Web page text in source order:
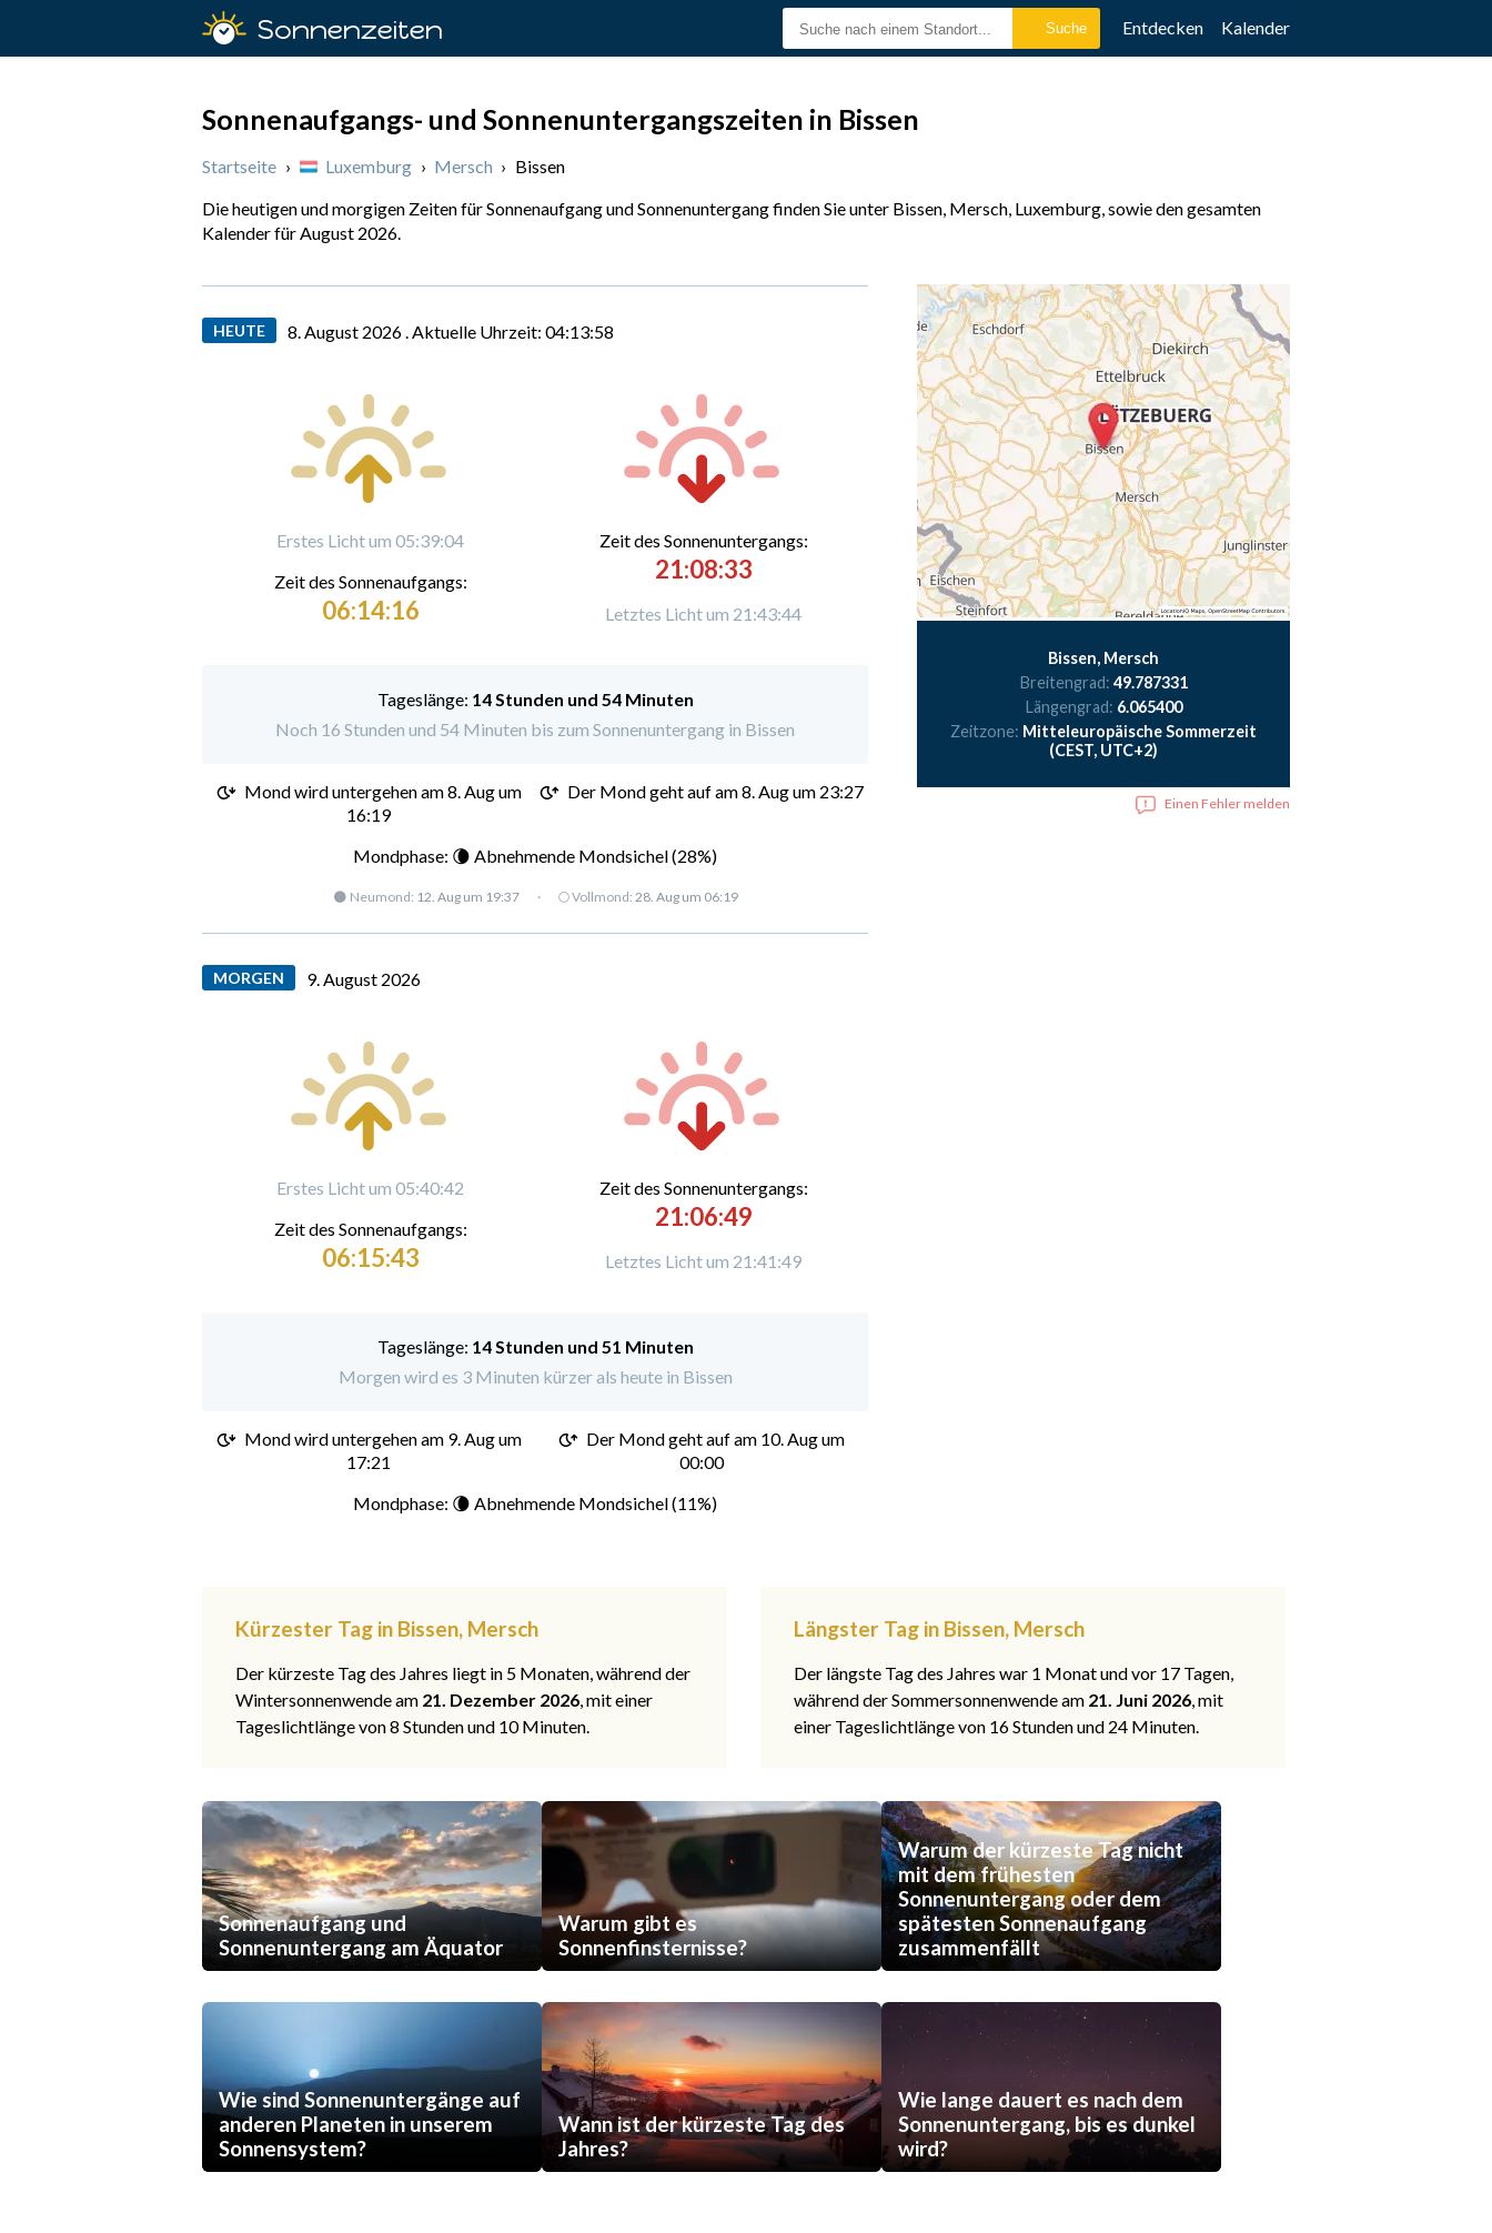
Sonnenzeiten Entdecken Kalender
Sonnenaufgangs- und Sonnenuntergangszeiten in Bissen
Startseite › Luxemburg › Mersch › Bissen
Die heutigen und morgigen Zeiten für Sonnenaufgang und Sonnenuntergang finden Sie unter Bissen, Mersch, Luxemburg, sowie den gesamten
Kalender für August 2026.
HEUTE 8. August 2026 . Aktuelle Uhrzeit: 04:13:59
Erstes Licht um 05:39:04
Zeit des Sonnenaufgangs:
06:14:16
Zeit des Sonnenuntergangs:
21:08:33
Letztes Licht um 21:43:44
Tageslänge: 14 Stunden und 54 Minuten
Noch 16 Stunden und 54 Minuten bis zum Sonnenuntergang in Bissen
Mond wird untergehen am8. Aug um
16:19
Der Mond geht auf am 8. Aug um 23:27
Mondphase: 🌘 Abnehmende Mondsichel (28%)
🌑 Neumond: 12. Aug um 19:37 · 🌕 Vollmond: 28. Aug um 06:19
MORGEN 9. August 2026
Erstes Licht um 05:40:42
Zeit des Sonnenaufgangs:
06:15:43
Zeit des Sonnenuntergangs:
21:06:49
Letztes Licht um 21:41:49
Tageslänge: 14 Stunden und 51 Minuten
Morgen wird es 3 Minuten kürzer als heute in Bissen
Mond wird untergehen am 9. Aug um
17:21
Der Mond geht auf am 10. Aug um
00:00
Mondphase: 🌘 Abnehmende Mondsichel (11%)
Bissen, Mersch
Breitengrad: 49.787331
Längengrad: 6.065400
Zeitzone: Mitteleuropäische Sommerzeit
(CEST, UTC+2)
Einen Fehler melden
Kürzester Tag in Bissen, Mersch
Der kürzeste Tag des Jahres liegt in 5 Monaten, während der
Wintersonnenwende am 21. Dezember 2026, mit einer
Tageslichtlänge von 8 Stunden und 10 Minuten.
Längster Tag in Bissen, Mersch
Der längste Tag des Jahres war 1 Monat und vor 17 Tagen,
während der Sommersonnenwende am 21. Juni 2026, mit
einer Tageslichtlänge von 16 Stunden und 24 Minuten.
Sonnenaufgang und
Sonnenuntergang am Äquator
Warum gibt es
Sonnenfinsternisse?
Warum der kürzeste Tag nicht
mit dem frühesten
Sonnenuntergang oder dem
spätesten Sonnenaufgang
zusammenfällt
Wie sind Sonnenuntergänge auf
anderen Planeten in unserem
Sonnensystem?
Wann ist der kürzeste Tag des
Jahres?
Wie lange dauert es nach dem
Sonnenuntergang, bis es dunkel
wird?